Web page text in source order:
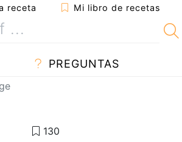
receta Mi libro de recetas
PREGUNTAS